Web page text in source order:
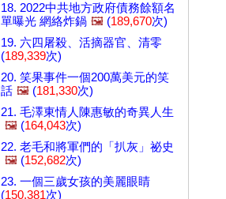
18. 2022中共地方政府債務餘額名
單曝光 網絡炸鍋 🖼️ (189,670次)
19. 六四屠殺、活摘器官、清零
(189,339次)
20. 笑果事件一個200萬美元的笑
話 🖼️ (181,330次)
21. 毛澤東情人陳惠敏的奇異人生
🖼️ (164,043次)
22. 老毛和將軍們的「扒灰」祕史
🖼️ (152,682次)
23. 一個三歲女孩的美麗眼睛
(150,381次)